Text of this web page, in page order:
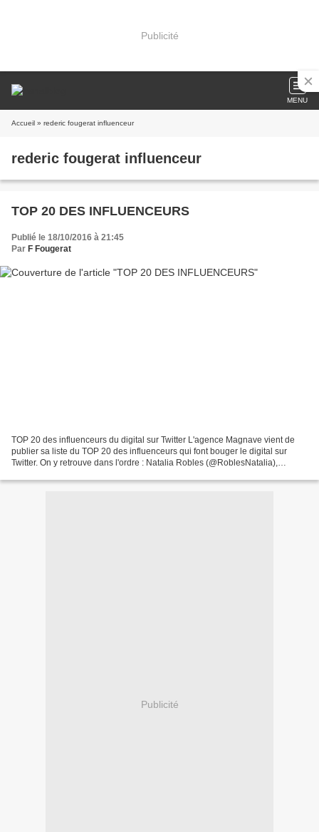
Publicité
MENU
Accueil » rederic fougerat influenceur
rederic fougerat influenceur
TOP 20 DES INFLUENCEURS
Publié le 18/10/2016 à 21:45
Par F Fougerat
TOP 20 des influenceurs du digital sur Twitter L'agence Magnave vient de
publier sa liste du TOP 20 des influenceurs qui font bouger le digital sur
Twitter. On y retrouve dans l'ordre : Natalia Robles (@RoblesNatalia),
Publicité